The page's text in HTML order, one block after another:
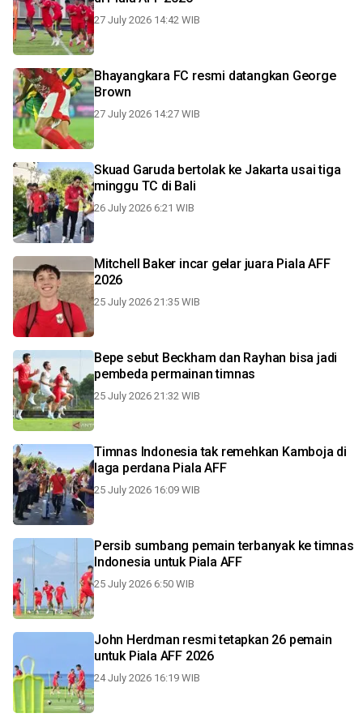
27 July 2026 14:42 WIB
Bhayangkara FC resmi datangkan George
Brown
27 July 2026 14:27 WIB
Skuad Garuda bertolak ke Jakarta usai tiga
minggu TC di Bali
26 July 2026 6:21 WIB
Mitchell Baker incar gelar juara Piala AFF
2026
25 July 2026 21:35 WIB
Bepe sebut Beckham dan Rayhan bisa jadi
pembeda permainan timnas
25 July 2026 21:32 WIB
Timnas Indonesia tak remehkan Kamboja di
laga perdana Piala AFF
25 July 2026 16:09 WIB
Persib sumbang pemain terbanyak ke timnas
Indonesia untuk Piala AFF
25 July 2026 6:50 WIB
John Herdman resmi tetapkan 26 pemain
untuk Piala AFF 2026
24 July 2026 16:19 WIB